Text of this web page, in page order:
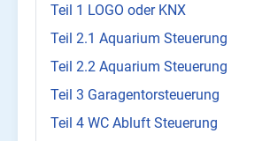
Teil 1 LOGO oder KNX
Teil 2.1 Aquarium Steuerung
Teil 2.2 Aquarium Steuerung
Teil 3 Garagentorsteuerung
Teil 4 WC Abluft Steuerung